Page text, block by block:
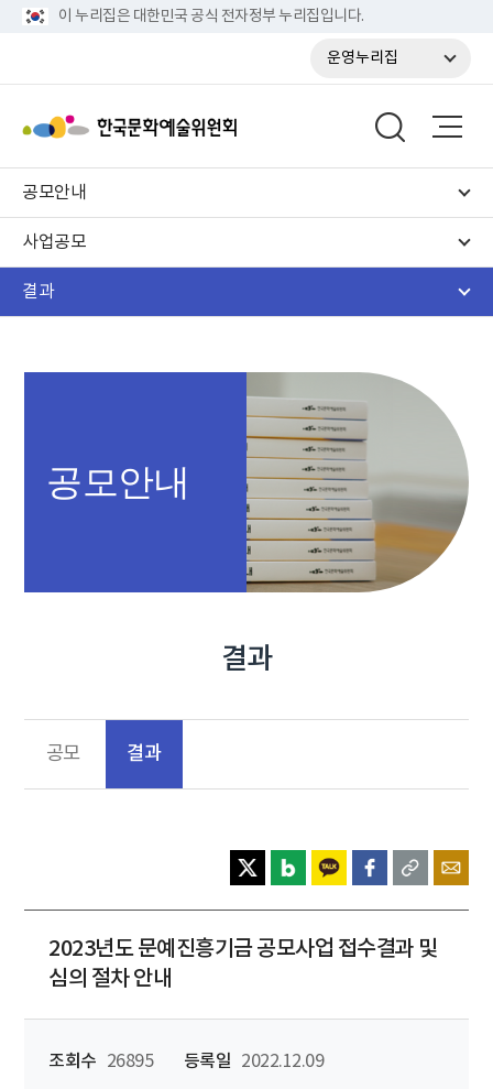
이 누리집은 대한민국 공식 전자정부 누리집입니다.
운영누리집
공모안내
사업공모
결과
공모안내
결과
공모 결과
2023년도 문예진흥기금 공모사업 접수결과 및
심의 절차 안내
조회수 26895 등록일 2022.12.09